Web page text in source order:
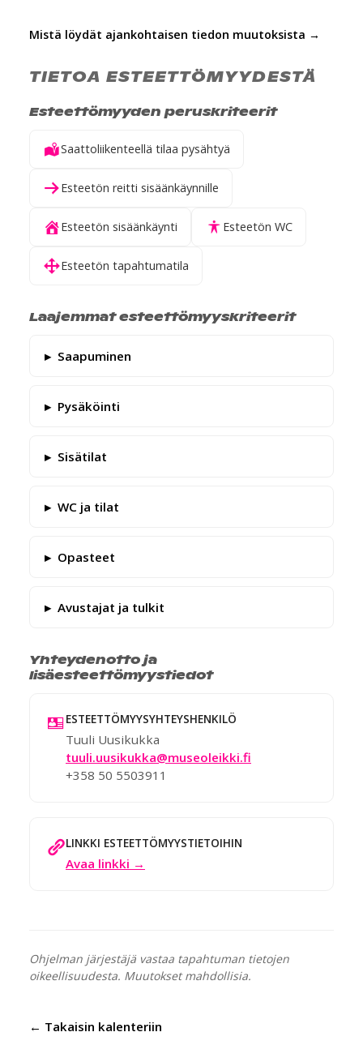
Mistä löydät ajankohtaisen tiedon muutoksista →
TIETOA ESTEETTÖMYYDESTÄ
Esteettömyyden peruskriteerit
Saattoliikenteellä tilaa pysähtyä
Esteetön reitti sisäänkäynnille
Esteetön sisäänkäynti Esteetön WC
Esteetön tapahtumatila
Laajemmat esteettömyyskriteerit
Saapuminen
Pysäköinti
Sisätilat
WC ja tilat
Opasteet
Avustajat ja tulkit
Yhteydenotto ja
lisäesteettömyystiedot
ESTEETTÖMYYSYHTEYSHENKILÖ
Tuuli Uusikukka
tuuli.uusikukka@museoleikki.fi
+358 50 5503911
LINKKI ESTEETTÖMYYSTIETOIHIN
Avaa linkki →
Ohjelman järjestäjä vastaa tapahtuman tietojen
oikeellisuudesta. Muutokset mahdollisia.
← Takaisin kalenteriin